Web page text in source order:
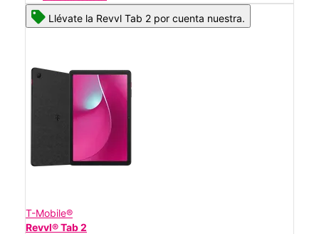
Llévate la Revvl Tab 2 por cuenta nuestra.
T-Mobile®
Revvl® Tab 2